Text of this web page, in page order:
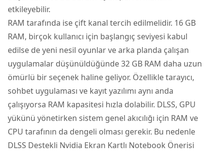
etkileyebilir.
RAM tarafında ise çift kanal tercih edilmelidir. 16 GB
RAM, birçok kullanıcı için başlangıç seviyesi kabul
edilse de yeni nesil oyunlar ve arka planda çalışan
uygulamalar düşünüldüğünde 32 GB RAM daha uzun
ömürlü bir seçenek haline geliyor. Özellikle tarayıcı,
sohbet uygulaması ve kayıt yazılımı aynı anda
çalışıyorsa RAM kapasitesi hızla dolabilir. DLSS, GPU
yükünü yönetirken sistem genel akıcılığı için RAM ve
CPU tarafının da dengeli olması gerekir. Bu nedenle
DLSS Destekli Nvidia Ekran Kartlı Notebook Önerisi